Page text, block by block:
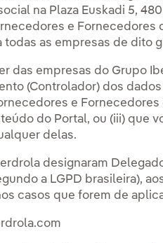
na Plaza Euskadi 5,
e
as empresas de dito
das empresas do Grupo
(Controlador) dos
e Fornecedores
do Portal, ou (iii) que
delas.
designaram
a LGPD brasileira),
casos que forem de